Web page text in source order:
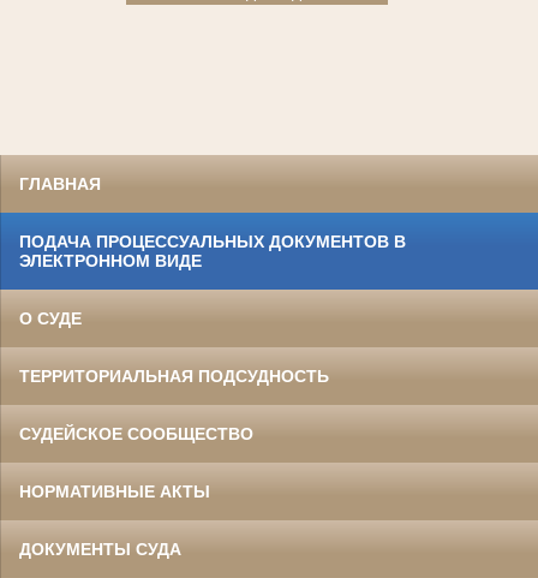
ГЛАВНАЯ
ПОДАЧА ПРОЦЕССУАЛЬНЫХ ДОКУМЕНТОВ В
ЭЛЕКТРОННОМ ВИДЕ
О СУДЕ
ТЕРРИТОРИАЛЬНАЯ ПОДСУДНОСТЬ
СУДЕЙСКОЕ СООБЩЕСТВО
НОРМАТИВНЫЕ АКТЫ
ДОКУМЕНТЫ СУДА